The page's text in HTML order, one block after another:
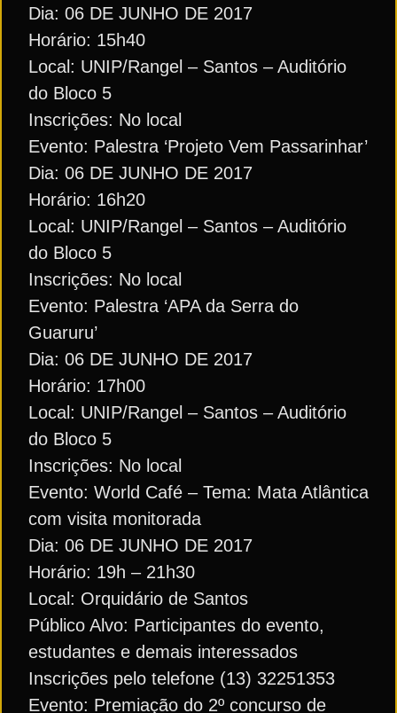
Dia: 06 DE JUNHO DE 2017
Horário: 15h40
Local: UNIP/Rangel – Santos – Auditório
do Bloco 5
Inscrições: No local
Evento: Palestra ‘Projeto Vem Passarinhar’
Dia: 06 DE JUNHO DE 2017
Horário: 16h20
Local: UNIP/Rangel – Santos – Auditório
do Bloco 5
Inscrições: No local
Evento: Palestra ‘APA da Serra do
Guaruru’
Dia: 06 DE JUNHO DE 2017
Horário: 17h00
Local: UNIP/Rangel – Santos – Auditório
do Bloco 5
Inscrições: No local
Evento: World Café – Tema: Mata Atlântica
com visita monitorada
Dia: 06 DE JUNHO DE 2017
Horário: 19h – 21h30
Local: Orquidário de Santos
Público Alvo: Participantes do evento,
estudantes e demais interessados
Inscrições pelo telefone (13) 32251353
Evento: Premiação do 2º concurso de